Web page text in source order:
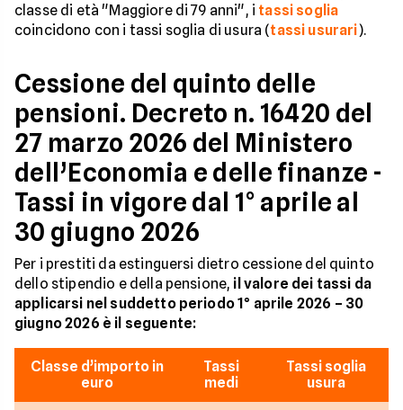
classe di età "Maggiore di 79 anni", i tassi soglia
coincidono con i tassi soglia di usura (tassi usurari).
Cessione del quinto delle
pensioni. Decreto n. 16420 del
27 marzo 2026 del Ministero
dell’Economia e delle finanze -
Tassi in vigore dal 1° aprile al
30 giugno 2026
Per i prestiti da estinguersi dietro cessione del quinto
dello stipendio e della pensione, il valore dei tassi da
applicarsi nel suddetto periodo 1° aprile 2026 – 30
giugno 2026 è il seguente:
Classe d’importo in
euro
Tassi
medi
Tassi soglia
usura